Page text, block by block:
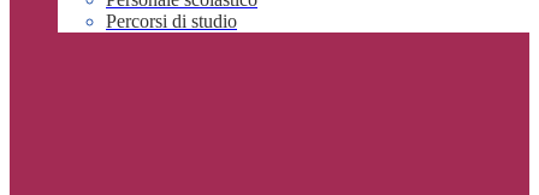
Percorsi di studio